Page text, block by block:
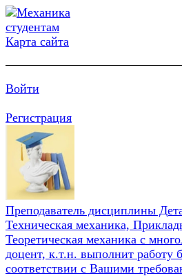
Карта сайта
Войти
Регистрация
Преподаватель дисциплины
Техническая механика,
Теоретическая механика с
доцент, к.т.н. выполнит работу
соответствии с Вашими